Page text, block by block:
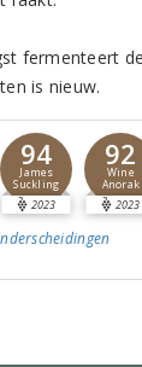
fermenteert
is nieuw.
94
James
Suckling
2023
92
Wine
Anorak
2023